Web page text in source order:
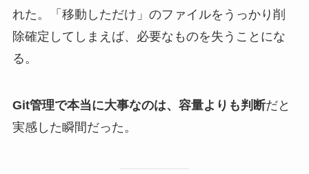
れた。「移動しただけ」のファイルをうっかり削
除確定してしまえば、必要なものを失うことにな
る。
Git管理で本当に大事なのは、容量よりも判断だと
実感した瞬間だった。